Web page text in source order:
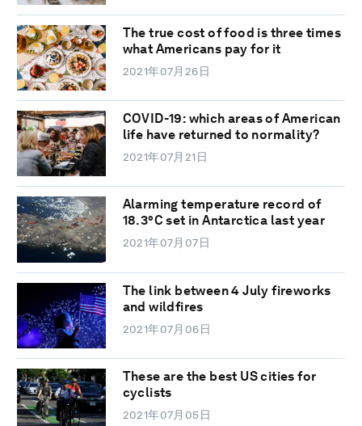
The true cost of food is three times
what Americans pay for it
2021年07月26日
COVID-19: which areas of American
life have returned to normality?
2021年07月21日
Alarming temperature record of
18.3°C set in Antarctica last year
2021年07月07日
The link between 4 July fireworks
and wildfires
2021年07月06日
These are the best US cities for
cyclists
2021年07月05日